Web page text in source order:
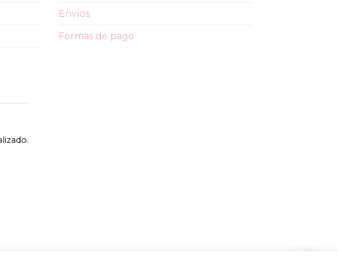
Envíos
Formas de pago